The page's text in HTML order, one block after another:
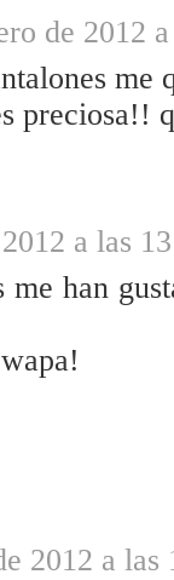
de 2012
preciosa!!
a las
han
2012 a las